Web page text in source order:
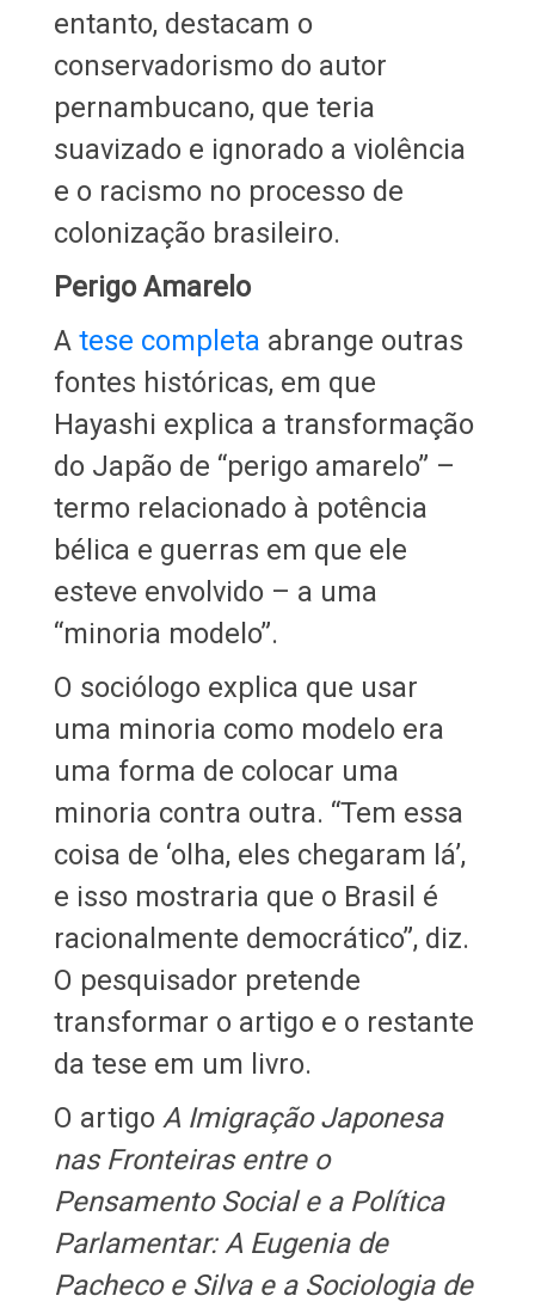
entanto, destacam o
conservadorismo do autor
pernambucano, que teria
suavizado e ignorado a violência
e o racismo no processo de
colonização brasileiro.
Perigo Amarelo
A tese completa abrange outras
fontes históricas, em que
Hayashi explica a transformação
do Japão de “perigo amarelo” –
termo relacionado à potência
bélica e guerras em que ele
esteve envolvido – a uma
“minoria modelo”.
O sociólogo explica que usar
uma minoria como modelo era
uma forma de colocar uma
minoria contra outra. “Tem essa
coisa de ‘olha, eles chegaram lá’,
e isso mostraria que o Brasil é
racionalmente democrático”, diz.
O pesquisador pretende
transformar o artigo e o restante
da tese em um livro.
O artigo A Imigração Japonesa
nas Fronteiras entre o
Pensamento Social e a Política
Parlamentar: A Eugenia de
Pacheco e Silva e a Sociologia de